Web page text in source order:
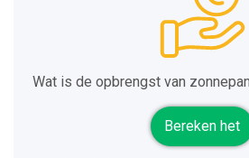
Wat is de opbrengst van
Bereken het